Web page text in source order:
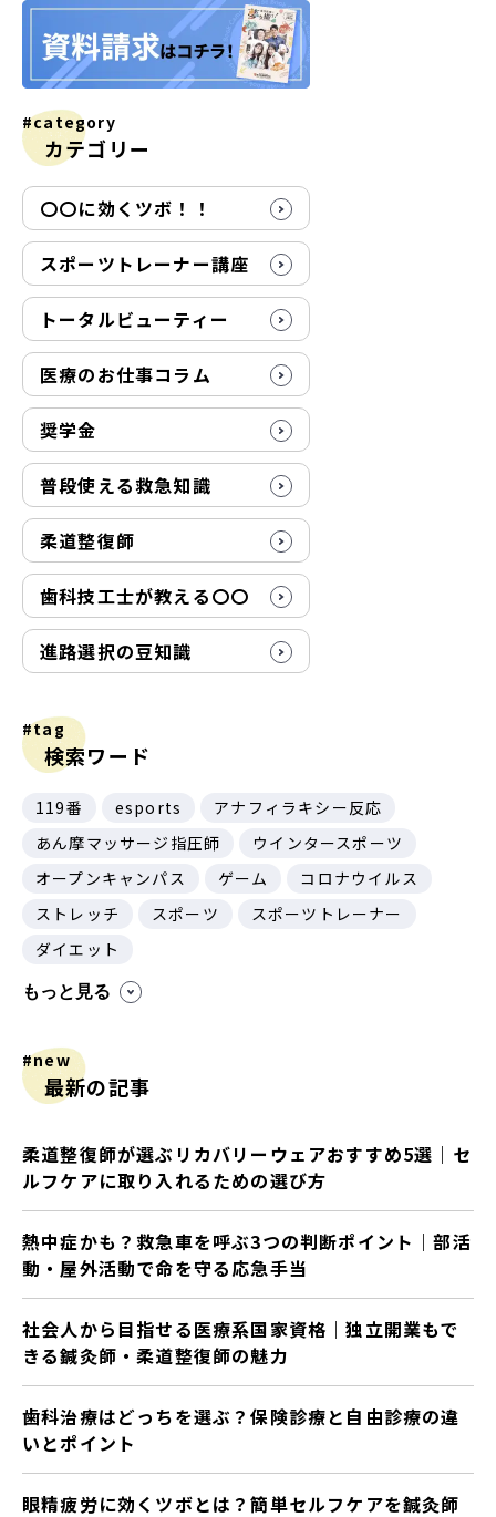
#category
カテゴリー
〇〇に効くツボ！！
スポーツトレーナー講座
トータルビューティー
医療のお仕事コラム
奨学金
普段使える救急知識
柔道整復師
歯科技工士が教える〇〇
進路選択の豆知識
#tag
検索ワード
119番 esports
アナフィラキシー反応
あん摩マッサージ指圧師
ウインタースポーツ
オープンキャンパス
ゲーム
コロナウイルス
ストレッチ
スポーツ
スポーツトレーナー
ダイエット
もっと見る
#new
最新の記事
柔道整復師が選ぶリカバリーウェアおすすめ5選｜セ
ルフケアに取り入れるための選び方
熱中症かも？救急車を呼ぶ3つの判断ポイント｜部活
動・屋外活動で命を守る応急手当
社会人から目指せる医療系国家資格｜独立開業もで
きる鍼灸師・柔道整復師の魅力
歯科治療はどっちを選ぶ？保険診療と自由診療の違
いとポイント
眼精疲労に効くツボとは？簡単セルフケアを鍼灸師